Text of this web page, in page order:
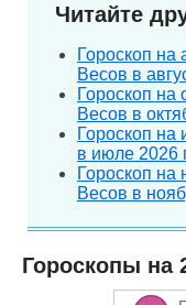
Читайте
Гороскоп на
Весов в
Гороскоп на
Весов в
Гороскоп
в июле 2026
Гороскоп на
Весов в
Гороскопы на